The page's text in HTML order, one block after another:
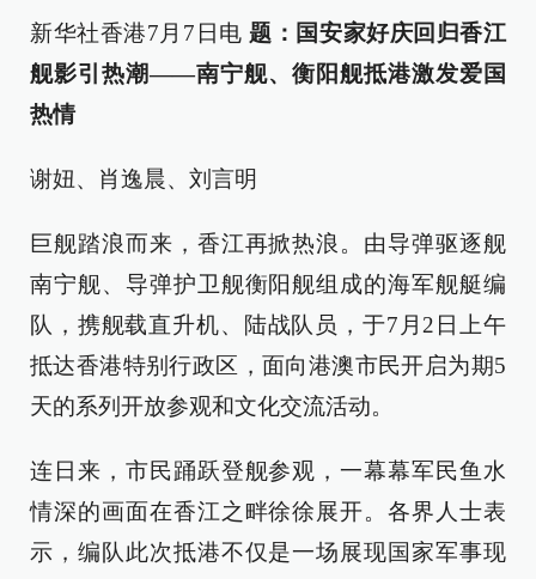
新华社香港7月7日电 题：国安家好庆回归香江
舰影引热潮——南宁舰、衡阳舰抵港激发爱国
热情
谢妞、肖逸晨、刘言明
巨舰踏浪而来，香江再掀热浪。由导弹驱逐舰
南宁舰、导弹护卫舰衡阳舰组成的海军舰艇编
队，携舰载直升机、陆战队员，于7月2日上午
抵达香港特别行政区，面向港澳市民开启为期5
天的系列开放参观和文化交流活动。
连日来，市民踊跃登舰参观，一幕幕军民鱼水
情深的画面在香江之畔徐徐展开。各界人士表
示，编队此次抵港不仅是一场展现国家军事现